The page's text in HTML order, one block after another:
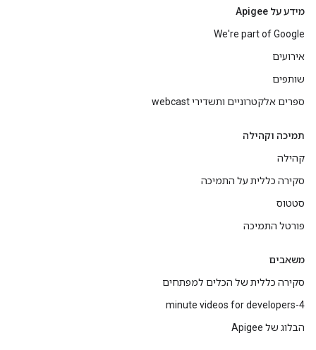
מידע על Apigee
We're part of Google
אירועים
שותפים
ספרים אלקטרוניים ותשדירי webcast
תמיכה וקהילה
קהילה
סקירה כללית על התמיכה
סטטוס
פורטל התמיכה
משאבים
סקירה כללית של הכלים למפתחים
4-minute videos for developers
הבלוג של Apigee